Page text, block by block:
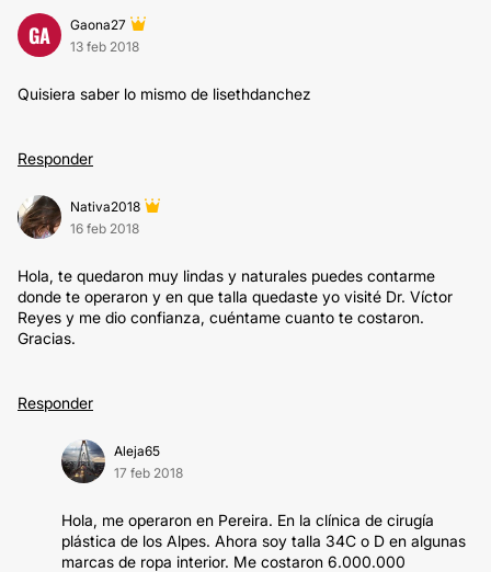
GA
Gaona27
13 feb 2018
Quisiera saber lo mismo de lisethdanchez
Responder
Nativa2018
16 feb 2018
Hola, te quedaron muy lindas y naturales puedes contarme
donde te operaron y en que talla quedaste yo visité Dr. Víctor
Reyes y me dio confianza, cuéntame cuanto te costaron.
Gracias.
Responder
Aleja65
17 feb 2018
Hola, me operaron en Pereira. En la clínica de cirugía
plástica de los Alpes. Ahora soy talla 34C o D en algunas
marcas de ropa interior. Me costaron 6.000.000